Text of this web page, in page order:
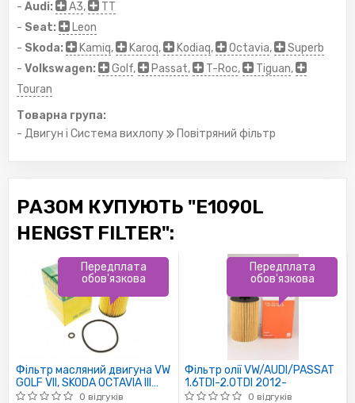
- Audi: A3,
TT
- Seat:
Leon
- Skoda: Kamiq, Karoq, Kodiaq, Octavia,
Superb
- Volkswagen: Golf, Passat, T-Roc, Tiguan,
Touran
Товарна група:
- Двигун і Система вихлопу
Повітряний фільтр
РАЗОМ КУПУЮТЬ "E1090L
HENGST FILTER":
Фільтр масляний двигуна VW
GOLF VII, SKODA OCTAVIA III
1.6-2.0 TDI 13- (пр-во MANN)
0 відгуків
Передплата
обов'язкова
Фільтр олії VW/AUDI/PASSAT
1.6TDI-2.0TDI 2012-
0 відгуків
Передплата
обов'язкова